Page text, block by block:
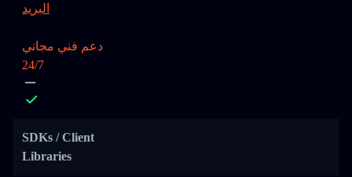
البريد
دعم فني مجاني
24/7
SDKs / Client
Libraries